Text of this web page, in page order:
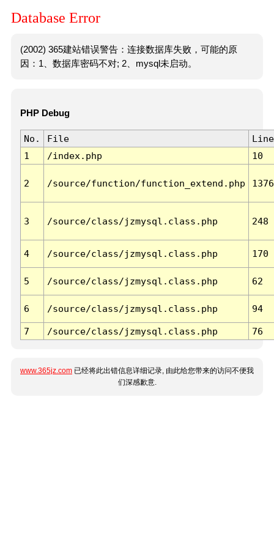
Database Error
(2002) 365建站错误警告：连接数据库失败，可能的原
因：1、数据库密码不对; 2、mysql未启动。
PHP Debug
No. File
Line
1
/index.php 10
2 /source/function/function_extend.php 1376
3 /source/class/jzmysql.class.php 248
4 /source/class/jzmysql.class.php 170
5 /source/class/jzmysql.class.php 62
6 /source/class/jzmysql.class.php 94
7 /source/class/jzmysql.class.php 76
www.365jz.com 已经将此出错信息详细记录, 由此给您带来的访问不便我
们深感歉意.